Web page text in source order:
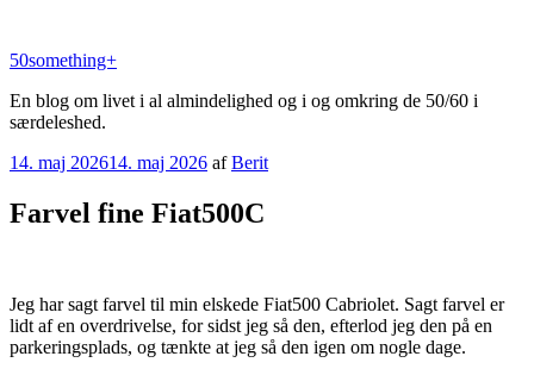
indhold
50something+
En blog om livet i al almindelighed og i og omkring de 50/60 i
særdeleshed.
Udgivet
14. maj 202614. maj 2026 afBerit
Farvel fine Fiat500C
Jeg har sagt farvel til min elskede Fiat500 Cabriolet. Sagt farvel er
lidt af en overdrivelse, for sidst jeg så den, efterlod jeg den på en
parkeringsplads, og tænkte at jeg så den igen om nogle dage.